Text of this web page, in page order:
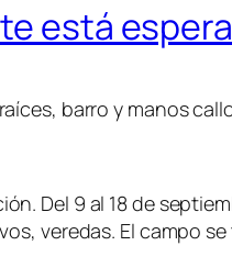
está
barro y manos
Del 9 al 18 de
veredas. El campo